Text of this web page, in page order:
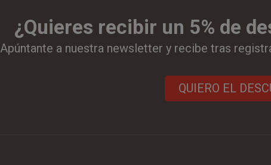
¿Quieres recibir un 5% de
Apúntante a nuestra newsletter y recibe tras
QUIERO EL